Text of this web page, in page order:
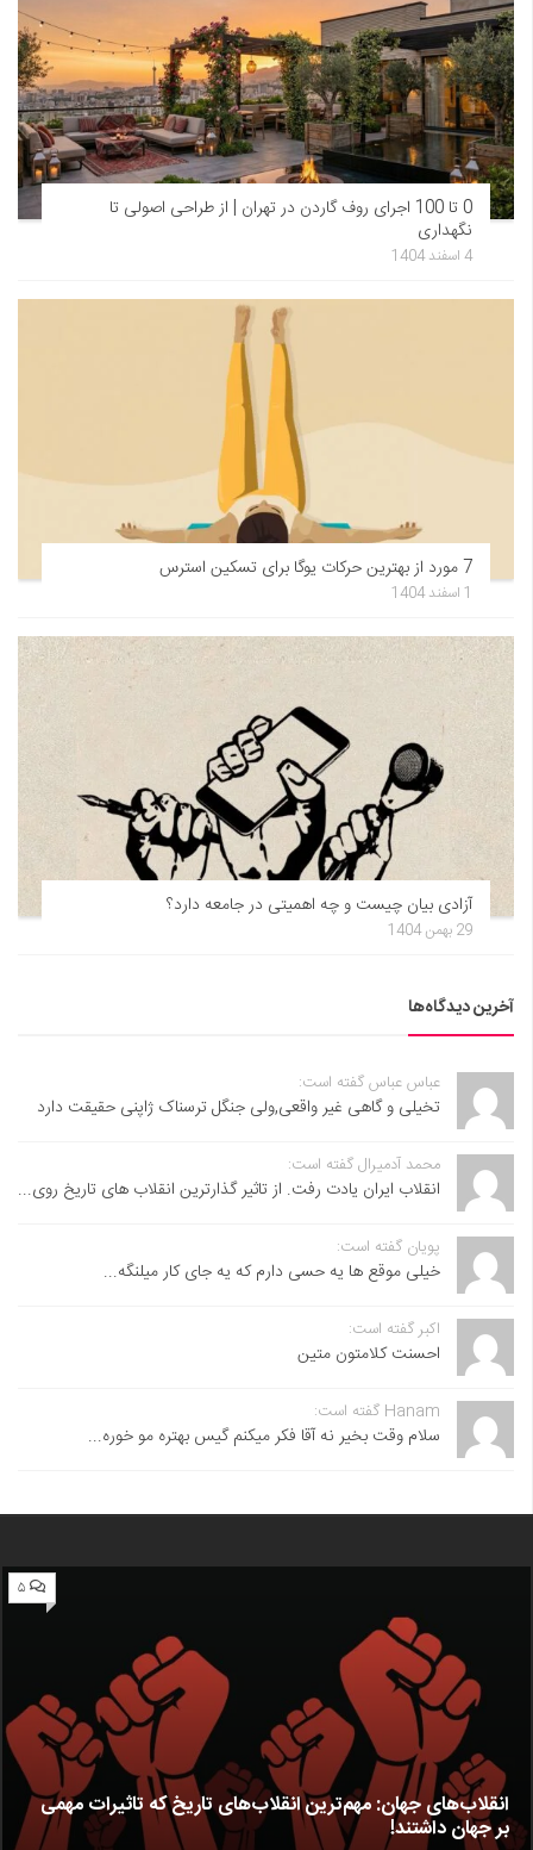
0 تا 100 اجرای روف گاردن در تهران | از طراحی اصولی تا
نگهداری
4 اسفند 1404
7 مورد از بهترین حرکات یوگا برای تسکین استرس
1 اسفند 1404
آزادی بیان چیست و چه اهمیتی در جامعه دارد؟
29 بهمن 1404
آخرین دیدگاه‌ها
عباس عباس گفته است:
تخیلی و گاهی غیر واقعی,ولی جنگل ترسناک ژاپنی حقیقت دارد
محمد آدمیرال گفته است:
انقلاب ایران یادت رفت. از تاثیر گذارترین انقلاب های تاریخ روی...
پویان گفته است:
خیلی موقع ها یه حسی دارم که یه جای کار میلنگه...
اکبر گفته است:
احسنت ‌کلامتون متین
Hanam گفته است:
سلام وقت بخیر نه آقا فکر میکنم گیس بهتره مو خوره...
۵
انقلاب‌های جهان: مهم‌ترین انقلاب‌های تاریخ که تاثیرات مهمی
بر جهان داشتند!